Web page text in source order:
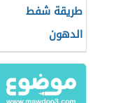
طريقة شفط
الدهون